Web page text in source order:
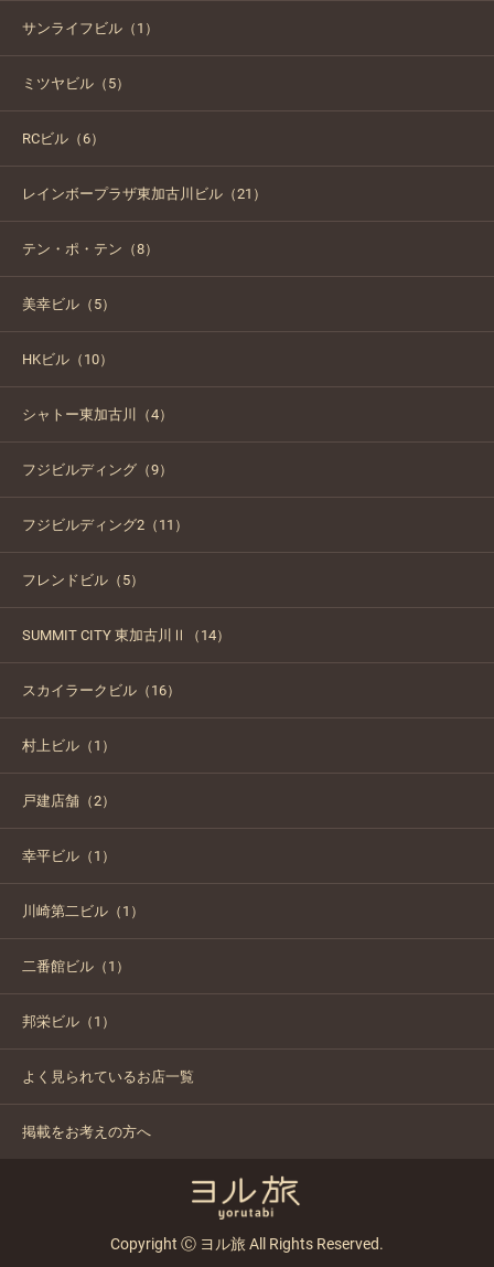
サンライフビル（1）
ミツヤビル（5）
RCビル（6）
レインボープラザ東加古川ビル（21）
テン・ポ・テン（8）
美幸ビル（5）
HKビル（10）
シャトー東加古川（4）
フジビルディング（9）
フジビルディング2（11）
フレンドビル（5）
SUMMIT CITY 東加古川Ⅱ（14）
スカイラークビル（16）
村上ビル（1）
戸建店舗（2）
幸平ビル（1）
川崎第二ビル（1）
二番館ビル（1）
邦栄ビル（1）
よく見られているお店一覧
掲載をお考えの方へ
Copyright Ⓒ ヨル旅 All Rights Reserved.